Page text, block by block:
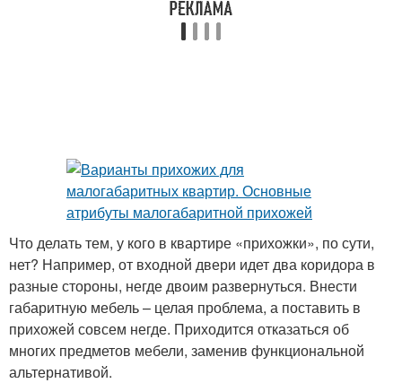
Что делать тем, у кого в квартире «прихожки», по сути,
нет? Например, от входной двери идет два коридора в
разные стороны, негде двоим развернуться. Внести
габаритную мебель – целая проблема, а поставить в
прихожей совсем негде. Приходится отказаться об
многих предметов мебели, заменив функциональной
альтернативой.